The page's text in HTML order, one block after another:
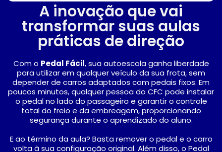
A inovação que vai
transformar suas aulas
práticas de direção
Com o Pedal Fácil, sua autoescola ganha liberdade
para utilizar em qualquer veículo da sua frota, sem
depender de carros adaptados com pedais fixos. Em
poucos minutos, qualquer pessoa do CFC pode instalar
o pedal no lado do passageiro e garantir o controle
total do freio e da embreagem, proporcionando
segurança durante o aprendizado do aluno.
E ao término da aula? Basta remover o pedal e o carro
volta à sua configuração original. Além disso, o Pedal